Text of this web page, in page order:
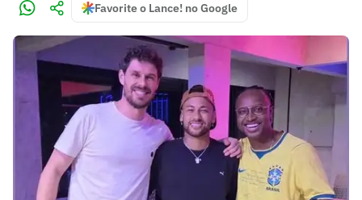
Favorite o Lance! no Google